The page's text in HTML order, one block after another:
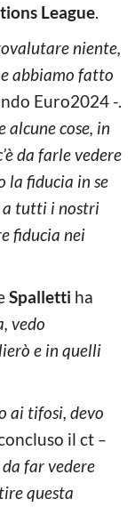
League.
niente,
abbiamo fatto
Euro2024 -.
alcune cose, in
da farle vedere
la fiducia in se
a tutti i nostri
fiducia nei
Spalletti ha
vedo
e in quelli
ai tifosi, devo
il ct –
far vedere
questa